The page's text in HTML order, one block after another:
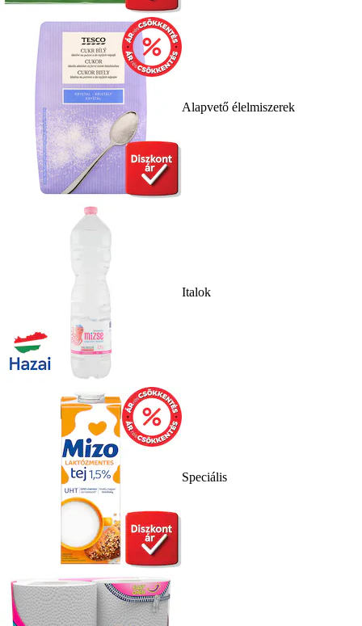
Alapvető élelmiszerek
Italok
Speciális